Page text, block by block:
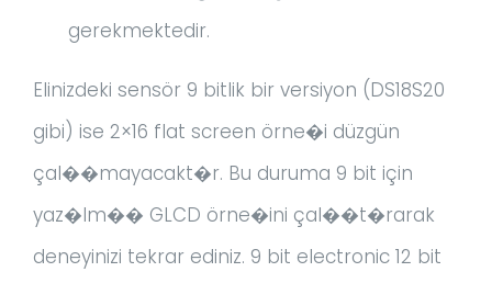
gerekmektedir.
Elinizdeki sensör 9 bitlik bir versiyon (DS18S20
gibi) ise 2×16 flat screen örne�i düzgün
çal��mayacakt�r. Bu duruma 9 bit için
yaz�lm�� GLCD örne�ini çal��t�rarak
deneyinizi tekrar ediniz. 9 bit electronic 12 bit